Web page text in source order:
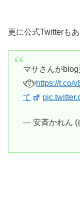
更に公式Twitterもあ
マサさんが
୧⍢⃝୨https://t.co/
て
— 安斉かれん